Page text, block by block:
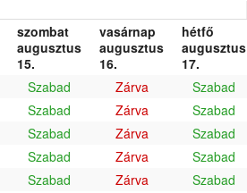
szombat
augusztus
15.
vasárnap
augusztus
16.
hétfő
augusztus
17.
Szabad Zárva
Szabad
Szabad Zárva
Szabad
Szabad Zárva
Szabad
Szabad Zárva
Szabad
Szabad Zárva
Szabad